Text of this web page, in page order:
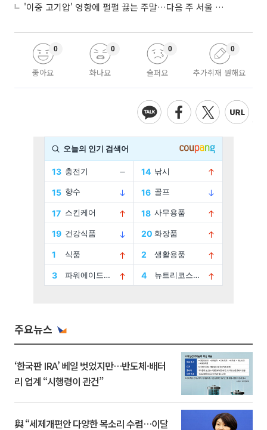
'이중 고기압' 영향에 펄펄 끓는 주말…다음 주 서울 포함 서쪽이 더 덥다
좋아요
0
화나요
0
슬퍼요
0
추가취재 원해요
0
주요뉴스
‘한국판 IRA’ 베일 벗었지만…반도체·배터
리 업계 “시행령이 관건”
與 “세제개편안 다양한 목소리 수렴…이달